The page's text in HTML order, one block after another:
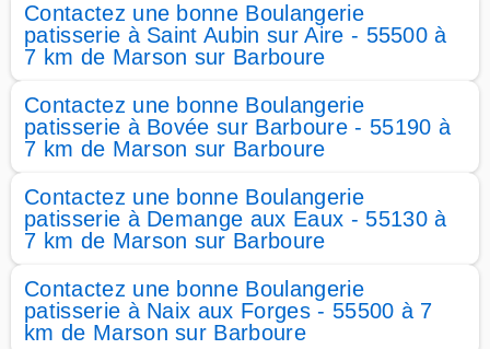
Contactez une bonne Boulangerie
patisserie à Saint Aubin sur Aire - 55500 à
7 km de Marson sur Barboure
Contactez une bonne Boulangerie
patisserie à Bovée sur Barboure - 55190 à
7 km de Marson sur Barboure
Contactez une bonne Boulangerie
patisserie à Demange aux Eaux - 55130 à
7 km de Marson sur Barboure
Contactez une bonne Boulangerie
patisserie à Naix aux Forges - 55500 à 7
km de Marson sur Barboure